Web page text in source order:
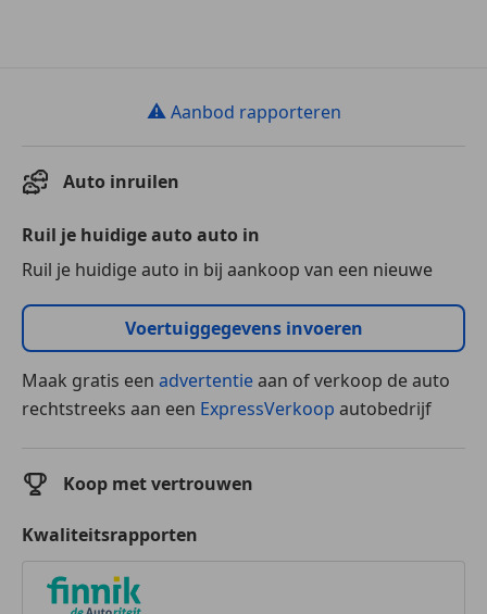
⚠ Aanbod rapporteren
Auto inruilen
Ruil je huidige auto auto in
Ruil je huidige auto in bij aankoop van een nieuwe
Voertuiggegevens invoeren
Maak gratis een advertentieaan of verkoop de auto
rechtstreeks aan een ExpressVerkoop autobedrijf
Koop met vertrouwen
Kwaliteitsrapporten